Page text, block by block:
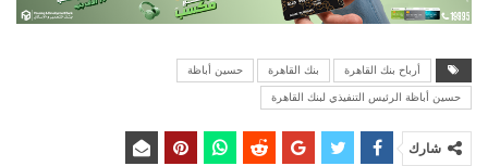
أرباح بنك القاهرة بنك القاهرة حسين أباظة
حسين أباظة الرئيس التنفيذي لبنك القاهرة
شارك